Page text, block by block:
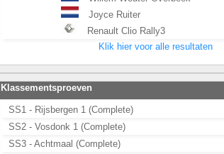
Joyce Ruiter
Renault Clio Rally3
Klik hier voor alle resultaten
Klassementsproeven
SS1 - Rijsbergen 1 (Complete)
SS2 - Vosdonk 1 (Complete)
SS3 - Achtmaal (Complete)